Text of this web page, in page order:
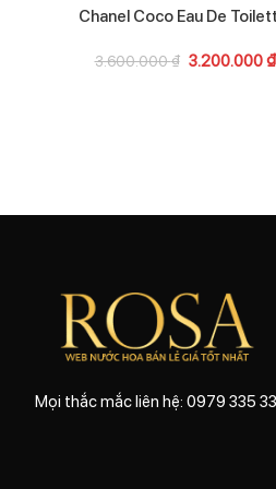
Chanel Coco Eau De
3.600.000₫ 3.200.000₫
Mọi thắc mắc liên hệ: 0979 335